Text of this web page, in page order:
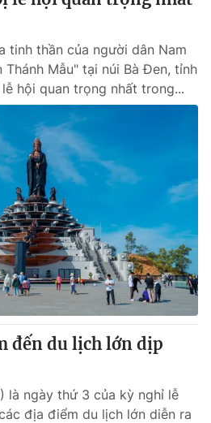
tinh thần của người dân Nam
Thánh Mẫu" tại núi Bà Đen, tỉnh
hội quan trọng nhất trong...
đến du lịch lớn dịp
là ngày thứ 3 của kỳ nghỉ lễ
địa điểm du lịch lớn diễn ra